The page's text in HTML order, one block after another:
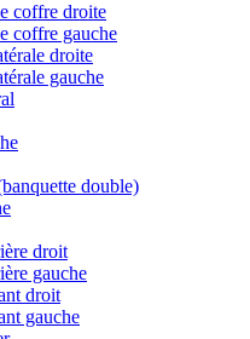
coffre droite
coffre gauche
droite
gauche
double)
droit
gauche
droit
gauche